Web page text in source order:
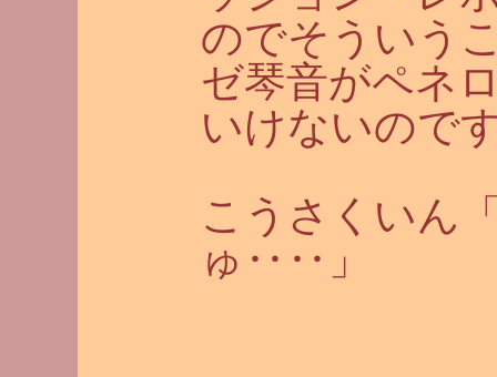
のでそういう
ゼ琴音がペネ
いけないので
こうさくいん
ゅ‥‥」